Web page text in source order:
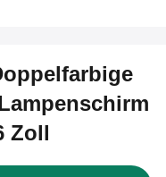
Zoll